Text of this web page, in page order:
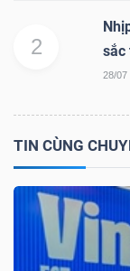
2
sắc
28/07
TIN CÙNG
CÔNG
NGHỆ